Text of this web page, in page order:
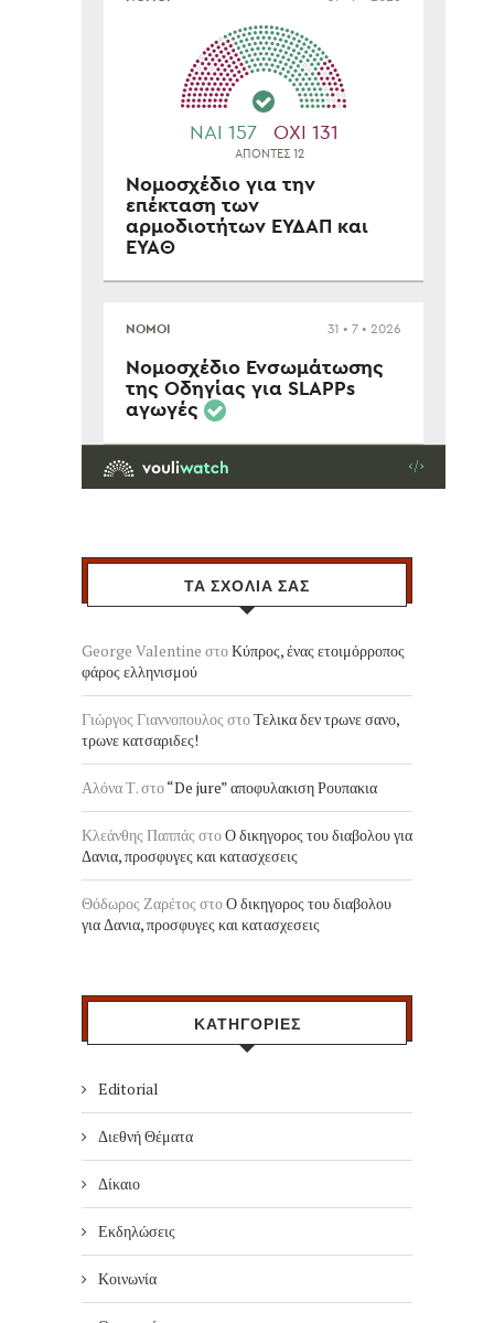
ΤΑ ΣΧΟΛΙΑ ΣΑΣ
George Valentine στοΚύπρος, ένας ετοιμόρροπος
φάρος ελληνισμού
Γιώργος Γιαννοπουλος στοΤελικα δεν τρωνε σανο,
τρωνε κατσαριδες!
Αλόνα Τ.στο“De jure” αποφυλακιση Ρουπακια
Κλεάνθης Παππάς στοΟ δικηγορος του διαβολου για
Δανια, προσφυγες και κατασχεσεις
Θόδωρος Ζαρέτος στοΟ δικηγορος του διαβολου
για Δανια, προσφυγες και κατασχεσεις
ΚΑΤΗΓΟΡΙΕΣ
Editorial
Διεθνή Θέματα
Δίκαιο
Εκδηλώσεις
Κοινωνία